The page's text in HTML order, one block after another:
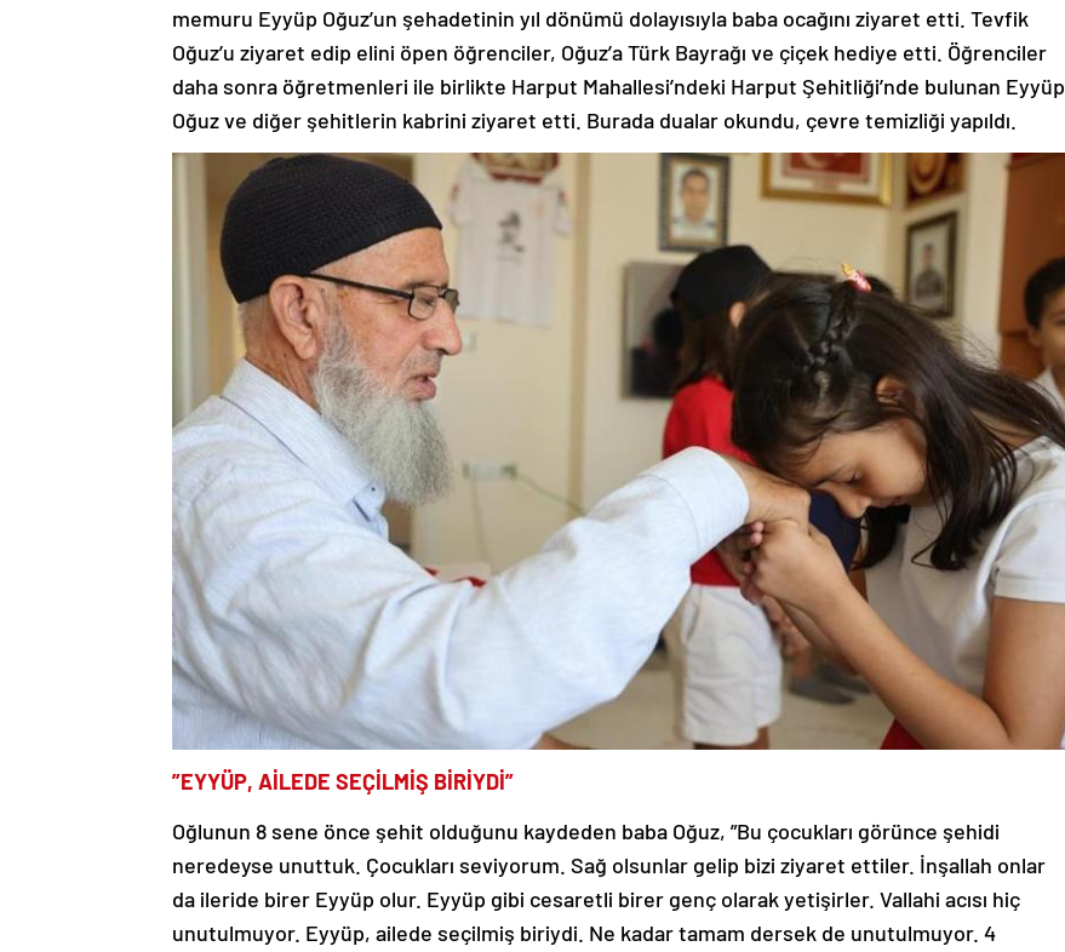
memuru Eyyüp Oğuz’un şehadetinin yıl dönümü dolayısıyla baba ocağını ziyaret etti. Tevfik
Oğuz’u ziyaret edip elini öpen öğrenciler, Oğuz’a Türk Bayrağı ve çiçek hediye etti. Öğrenciler
daha sonra öğretmenleri ile birlikte Harput Mahallesi’ndeki Harput Şehitliği’nde bulunan Eyyüp
Oğuz ve diğer şehitlerin kabrini ziyaret etti. Burada dualar okundu, çevre temizliği yapıldı.
”EYYÜP, AİLEDE SEÇİLMİŞ BİRİYDİ”
Oğlunun 8 sene önce şehit olduğunu kaydeden baba Oğuz, ”Bu çocukları görünce şehidi
neredeyse unuttuk. Çocukları seviyorum. Sağ olsunlar gelip bizi ziyaret ettiler. İnşallah onlar
da ileride birer Eyyüp olur. Eyyüp gibi cesaretli birer genç olarak yetişirler. Vallahi acısı hiç
unutulmuyor. Eyyüp, ailede seçilmiş biriydi. Ne kadar tamam dersek de unutulmuyor. 4